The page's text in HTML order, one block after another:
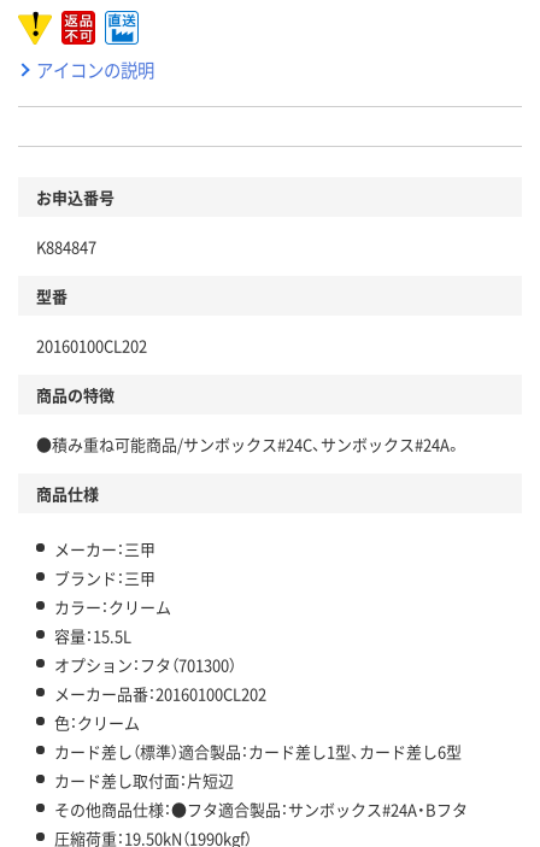
アイコンの説明
お申込番号
K884847
型番
20160100CL202
商品の特徴
●積み重ね可能商品/サンボックス#24C、サンボックス#24A。
商品仕様
メーカー：三甲
ブランド：三甲
カラー：クリーム
容量：15.5L
オプション：フタ（701300）
メーカー品番：20160100CL202
色：クリーム
カード差し（標準）適合製品：カード差し1型、カード差し6型
カード差し取付面：片短辺
その他商品仕様：●フタ適合製品：サンボックス#24A・Bフタ
圧縮荷重：19.50kN（1990kgf）